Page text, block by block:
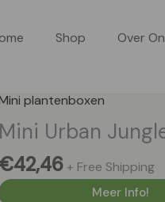
Shop Over
plantenboxen
Mini Urban
€42,46 + Free Shipping
Meer Info!